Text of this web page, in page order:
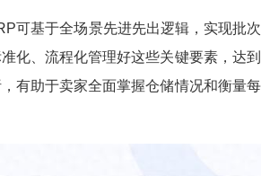
可基于全场景先进先出逻辑，实现批次
化、流程化管理好这些关键要素，达到
有助于卖家全面掌握仓储情况和衡量每